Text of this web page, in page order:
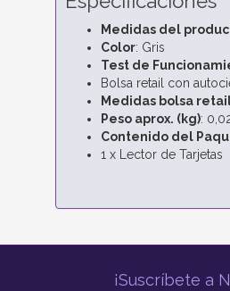
Medidas del
Color: Gris
Test de
Bolsa retail con
Medidas bolsa
Peso aprox. (kg):
Contenido del
1 x Lector de Tarjetas
¡Suscríbete a